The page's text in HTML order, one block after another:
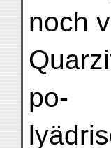
noch
po-